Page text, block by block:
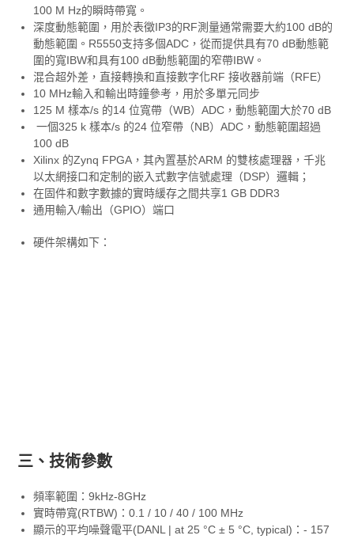
100 M Hz的瞬時帶寬。
深度動態範圍，用於表徵IP3的RF測量通常需要大約100 dB的
動態範圍。R5550支持多個ADC，從而提供具有70 dB動態範
圍的寬IBW和具有100 dB動態範圍的窄帶IBW。
混合超外差，直接轉換和直接數字化RF 接收器前端（RFE）
10 MHz輸入和輸出時鐘參考，用於多單元同步
125 M 樣本/s 的14 位寬帶（WB）ADC，動態範圍大於70 dB
一個325 k 樣本/s 的24 位窄帶（NB）ADC，動態範圍超過
100 dB
Xilinx 的Zynq FPGA，其內置基於ARM 的雙核處理器，千兆
以太網接口和定制的嵌入式數字信號處理（DSP）邏輯；
在固件和數字數據的實時緩存之間共享1 GB DDR3
通用輸入/輸出（GPIO）端口
硬件架構如下：
三、技術參數
頻率範圍：9kHz-8GHz
實時帶寬(RTBW)：0.1 / 10 / 40 / 100 MHz
顯示的平均噪聲電平(DANL | at 25 °C ± 5 °C, typical)：- 157